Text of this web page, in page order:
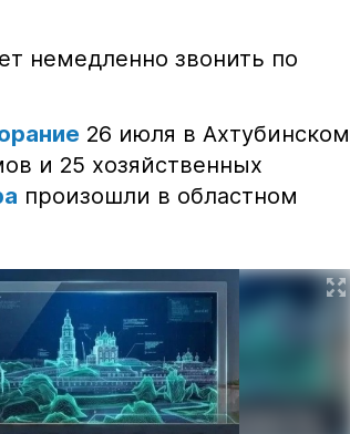
немедленно звонить по
26 июля в Ахтубинском
и 25 хозяйственных
произошли в областном